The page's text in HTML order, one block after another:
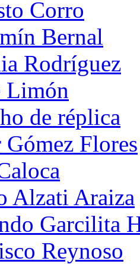
Corro
Bernal
Rodríguez
Limón
de réplica
Flores
Alzati Araiza
Garcilita
Reynoso